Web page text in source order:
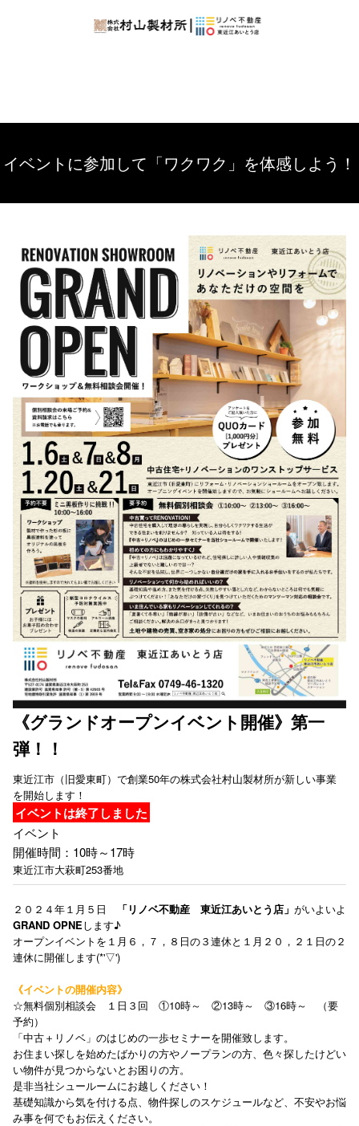
イベントに参加して「ワクワク」を体感しよう！
《グランドオープンイベント開催》第一
弾！！
東近江市（旧愛東町）で創業50年の株式会社村山製材所が新しい事業
を開始します！
イベントは終了しました
イベント
開催時間：10時～17時
東近江市大萩町253番地
２０２４年１月５日 「リノベ不動産 東近江あいとう店」 がいよいよ
GRAND OPNEします♪
オープンイベントを１月６，７，８日の３連休と１月２０，２１日の２
連休に開催します(*'▽')
《イベントの開催内容》
☆無料個別相談会 １日３回 ①10時～ ②13時～ ③16時～ （要
予約）
「中古＋リノベ」のはじめの一歩セミナーを開催致します。
お住まい探しを始めたばかりの方やノープランの方、色々探したけどい
い物件が見つからないとお困りの方。
是非当社シュールームにお越しください！
基礎知識から気を付ける点、物件探しのスケジュールなど、不安やお悩
み事を何でもお伝えください。